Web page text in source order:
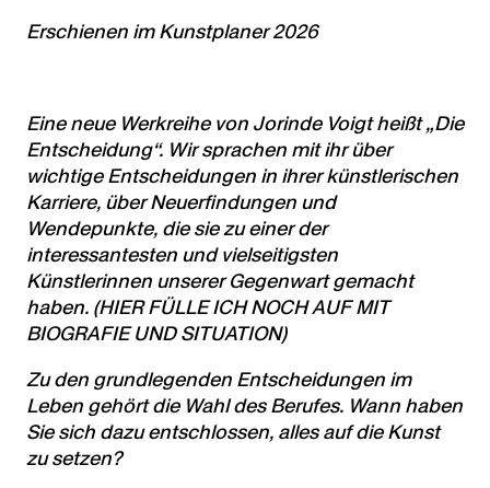
Erschienen im Kunstplaner 2026
Eine neue Werkreihe von Jorinde Voigt heißt „Die
Entscheidung“. Wir sprachen mit ihr über
wichtige Entscheidungen in ihrer künstlerischen
Karriere, über Neuerfindungen und
Wendepunkte, die sie zu einer der
interessantesten und vielseitigsten
Künstlerinnen unserer Gegenwart gemacht
haben. (HIER FÜLLE ICH NOCH AUF MIT
BIOGRAFIE UND SITUATION)
Zu den grundlegenden Entscheidungen im
Leben gehört die Wahl des Berufes. Wann haben
Sie sich dazu entschlossen, alles auf die Kunst
zu setzen?